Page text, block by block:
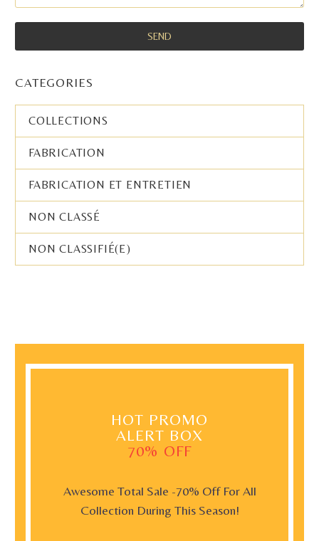
CATEGORIES
COLLECTIONS
FABRICATION
FABRICATION ET ENTRETIEN
NON CLASSÉ
NON CLASSIFIÉ(E)
HOT PROMO
ALERT BOX
70% OFF
Awesome Total Sale -70% Off For All
Collection During This Season!